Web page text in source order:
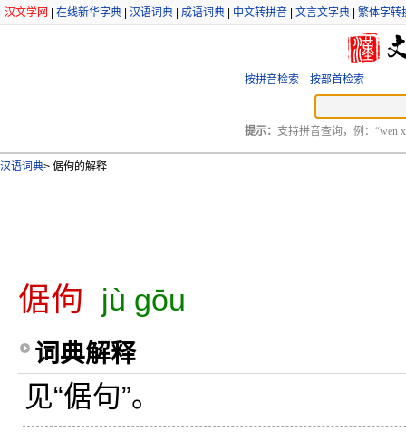
汉文学网 在线新华字典 汉语词典 成语词典 中文转拼音 文言文字典 繁体字转
按拼音检索 按部首检索
提示： 支持拼音查询，例：“wen
汉语词典> 倨佝的解释
倨佝 jù gōu
词典解释
见“倨句”。